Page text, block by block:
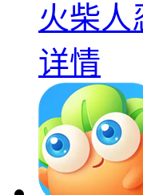
火柴人
详情